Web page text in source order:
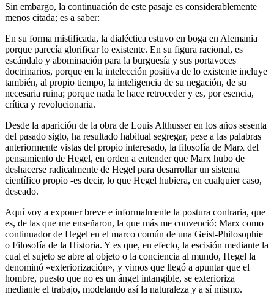
Sin embargo, la continuación de este pasaje es considerablemente
menos citada; es a saber:
En su forma mistificada, la dialéctica estuvo en boga en Alemania
porque parecía glorificar lo existente. En su figura racional, es
escándalo y abominación para la burguesía y sus portavoces
doctrinarios, porque en la intelección positiva de lo existente incluye
también, al propio tiempo, la inteligencia de su negación, de su
necesaria ruina; porque nada le hace retroceder y es, por esencia,
crítica y revolucionaria.
Desde la aparición de la obra de Louis Althusser en los años sesenta
del pasado siglo, ha resultado habitual segregar, pese a las palabras
anteriormente vistas del propio interesado, la filosofía de Marx del
pensamiento de Hegel, en orden a entender que Marx hubo de
deshacerse radicalmente de Hegel para desarrollar un sistema
científico propio -es decir, lo que Hegel hubiera, en cualquier caso,
deseado.
Aquí voy a exponer breve e informalmente la postura contraria, que
es, de las que me enseñaron, la que más me convenció: Marx como
continuador de Hegel en el marco común de una Geist-Philosophie
o Filosofía de la Historia. Y es que, en efecto, la escisión mediante la
cual el sujeto se abre al objeto o la conciencia al mundo, Hegel la
denominó «exteriorización», y vimos que llegó a apuntar que el
hombre, puesto que no es un ángel intangible, se exterioriza
mediante el trabajo, modelando así la naturaleza y a sí mismo.